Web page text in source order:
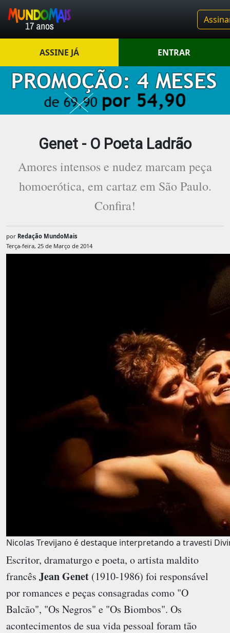
ASSINE JÁ ENTRAR
Genet - O Poeta Ladrão
Amores intensos e nudez marcam peça
homoerótica, em cartaz em São Paulo.
Confira!
por Redação MundoMais
Terça-feira, 25 de Março de 2014
Nicolas Trevijano é destaque interpretando a travesti
Escritor, dramaturgo e poeta, o artista maldito
francês Jean Genet (1910-1986) foi responsável
por romances e peças consagradas como "O
Balcão", "Os Negros" e "Os Biombos". Os
acontecimentos de sua vida pessoal foram tão